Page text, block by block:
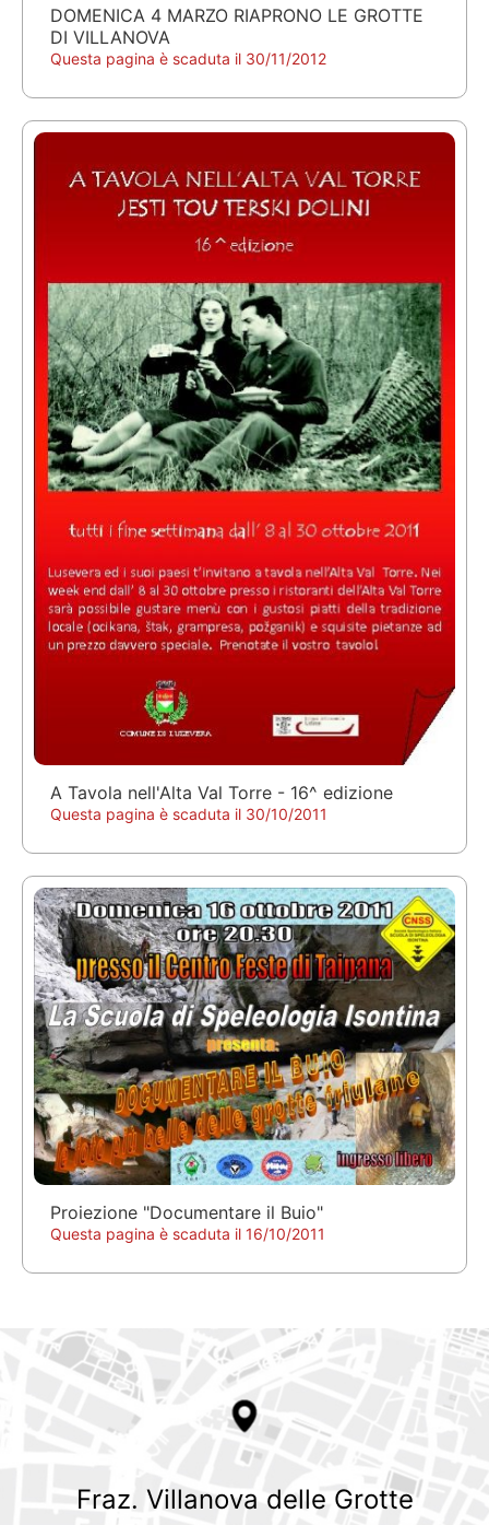
DOMENICA 4 MARZO RIAPRONO LE GROTTE
DI VILLANOVA
Questa pagina è scaduta il 30/11/2012
A Tavola nell'Alta Val Torre - 16^ edizione
Questa pagina è scaduta il 30/10/2011
Proiezione "Documentare il Buio"
Questa pagina è scaduta il 16/10/2011
Fraz. Villanova delle Grotte